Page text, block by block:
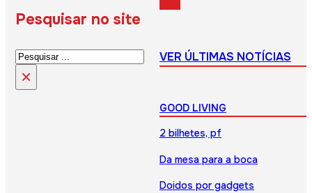
Pesquisar no site
Pesquisar
×
VER ÚLTIMAS NOTÍCIAS
GOOD LIVING
2 bilhetes, pf
Da mesa para a boca
Doidos por gadgets